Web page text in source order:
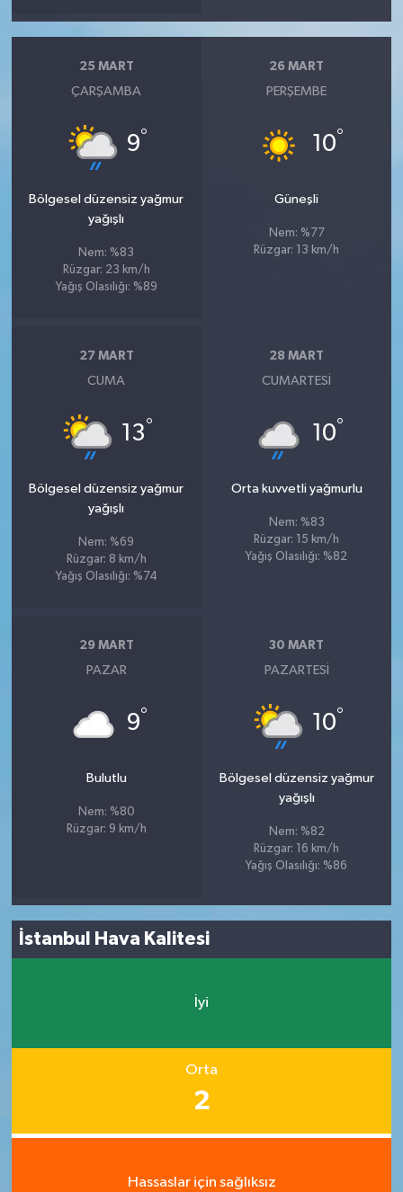
25 MART
ÇARŞAMBA
9°
Bölgesel düzensiz yağmur
yağışlı
Nem: %83
Rüzgar: 23 km/h
Yağış Olasılığı: %89
26 MART
PERŞEMBE
10°
Güneşli
Nem: %77
Rüzgar: 13 km/h
27 MART
CUMA
13°
Bölgesel düzensiz yağmur
yağışlı
Nem: %69
Rüzgar: 8 km/h
Yağış Olasılığı: %74
28 MART
CUMARTESI
10°
Orta kuvvetli yağmurlu
Nem: %83
Rüzgar: 15 km/h
Yağış Olasılığı: %82
29 MART
PAZAR
9°
Bulutlu
Nem: %80
Rüzgar: 9 km/h
30 MART
PAZARTESI
10°
Bölgesel düzensiz yağmur
yağışlı
Nem: %82
Rüzgar: 16 km/h
Yağış Olasılığı: %86
İstanbul Hava Kalitesi
İyi
Orta
2
Hassaslar için sağlıksız